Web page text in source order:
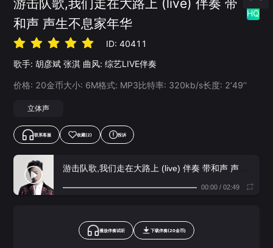
游击队歌,我们走在大路上 (live) 伴奏 带
和声 声生不息家年华
HQ
ID:40411
歌手: 胡彦斌 张淇 曲风: 综艺LIVE伴奏
价格: 20金币大小: 6M格式: MP3比特率: 320kb/s长度: 2‘49’‘
立体声
联系客服 收藏(2) 投诉
00:00/ 02:49
播放伴奏试听 下载伴奏(20金币)